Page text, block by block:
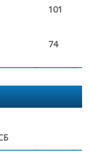
101
74